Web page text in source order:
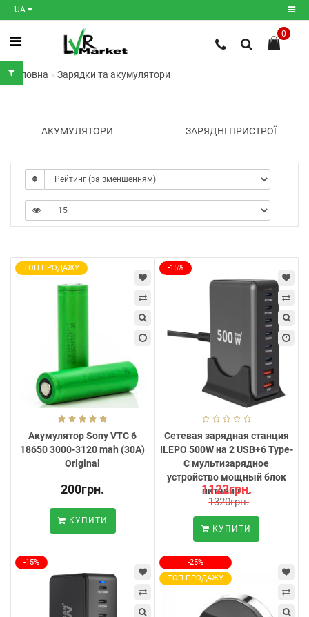
UA
Реєстрація
товарів0
0
Головна Зарядки та акумулятори
АКУМУЛЯТОРИ ЗАРЯДНІ ПРИСТРОЇ
ТОП ПРОДАЖУ
Акумулятор Sony VTC 6
18650 3000-3120 mah (30А)
Original
200грн.
КУПИТИ
-15%
Сетевая зарядная станция
ILEPO 500W на 2 USB+6 Type-
C мультизарядное
устройство мощный блок
питания ...
1122грн.
1320грн.
КУПИТИ
-15%
-25%
ТОП ПРОДАЖУ